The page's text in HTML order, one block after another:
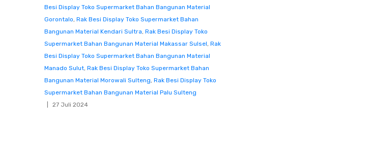
Besi Display Toko Supermarket Bahan Bangunan Material
Gorontalo, Rak Besi Display Toko Supermarket Bahan
Bangunan Material Kendari Sultra, Rak Besi Display Toko
Supermarket Bahan Bangunan Material Makassar Sulsel, Rak
Besi Display Toko Supermarket Bahan Bangunan Material
Manado Sulut, Rak Besi Display Toko Supermarket Bahan
Bangunan Material Morowali Sulteng, Rak Besi Display Toko
Supermarket Bahan Bangunan Material Palu Sulteng
27 Juli 2024